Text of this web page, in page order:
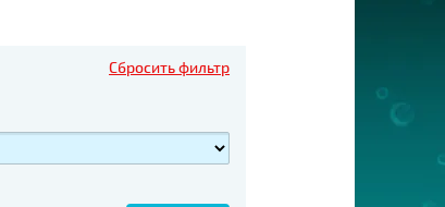
Сбросить фильтр